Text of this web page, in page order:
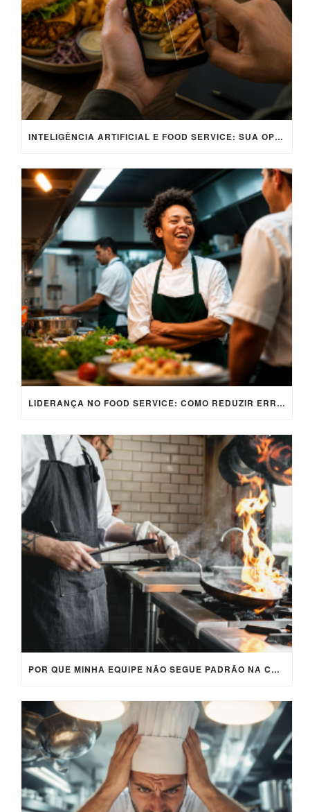
INTELIGÊNCIA ARTIFICIAL E FOOD SERVICE: SUA OPERAÇÃO ESTÁ PREPARADA PARA SE DEFENDER DE FALSAS DENÚNCIAS?
LIDERANÇA NO FOOD SERVICE: COMO REDUZIR ERROS OPERACIONAIS?
POR QUE MINHA EQUIPE NÃO SEGUE PADRÃO NA COZINHA? (E COMO RESOLVER DE FORMA PRÁTICA)